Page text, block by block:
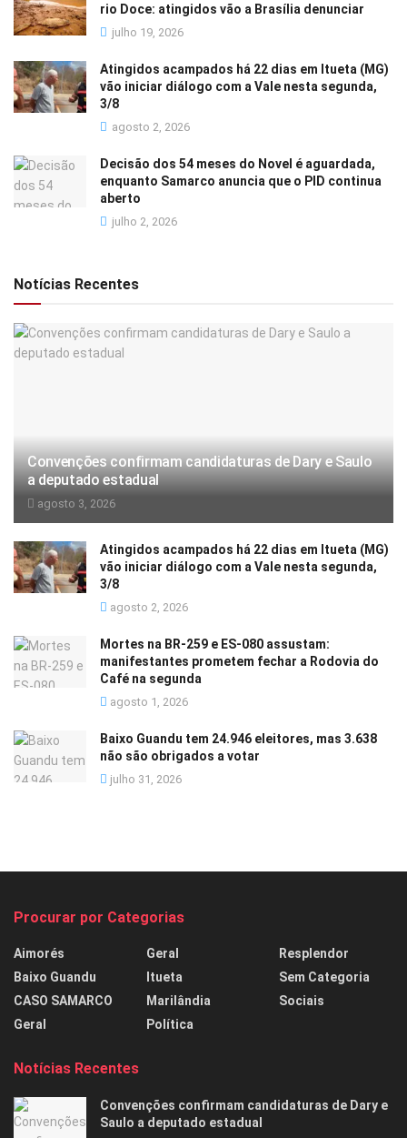
rio Doce: atingidos vão a Brasília denunciar
julho 19, 2026
Atingidos acampados há 22 dias em Itueta (MG)
vão iniciar diálogo com a Vale nesta segunda,
3/8
agosto 2, 2026
Decisão dos 54 meses do Novel é aguardada,
enquanto Samarco anuncia que o PID continua
aberto
julho 2, 2026
Notícias Recentes
Convenções confirmam candidaturas de Dary e Saulo
a deputado estadual
agosto 3, 2026
Atingidos acampados há 22 dias em Itueta (MG)
vão iniciar diálogo com a Vale nesta segunda,
3/8
agosto 2, 2026
Mortes na BR-259 e ES-080 assustam:
manifestantes prometem fechar a Rodovia do
Café na segunda
agosto 1, 2026
Baixo Guandu tem 24.946 eleitores, mas 3.638
não são obrigados a votar
julho 31, 2026
Procurar por Categorias
Aimorés
Baixo Guandu
CASO SAMARCO
Geral
Geral
Itueta
Marilândia
Política
Resplendor
Sem Categoria
Sociais
Notícias Recentes
Convenções confirmam candidaturas de Dary e
Saulo a deputado estadual